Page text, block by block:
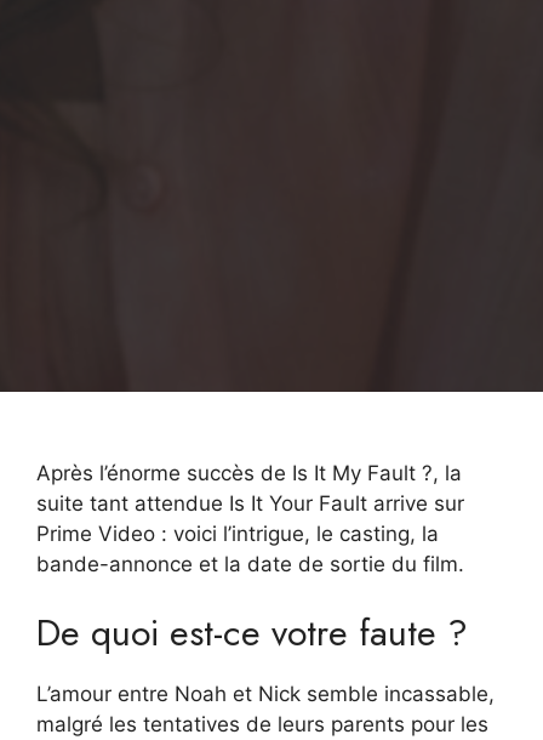
Après l’énorme succès de Is It My Fault ?, la
suite tant attendue Is It Your Fault arrive sur
Prime Video : voici l’intrigue, le casting, la
bande-annonce et la date de sortie du film.
De quoi est-ce votre faute ?
L’amour entre Noah et Nick semble incassable,
malgré les tentatives de leurs parents pour les